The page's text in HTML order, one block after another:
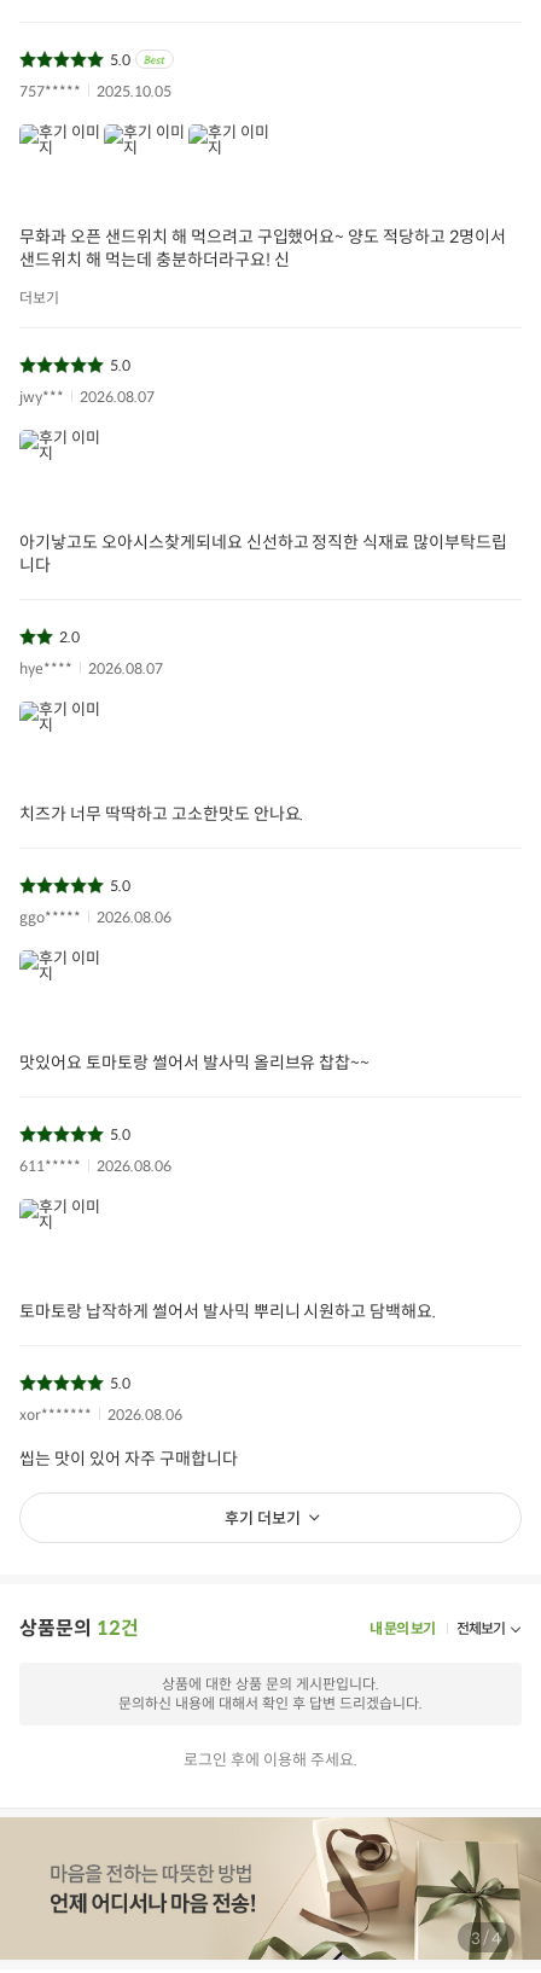
5.0
757*****
2025.10.05
무화과 오픈 샌드위치 해 먹으려고 구입했어요~ 양도 적당하고 2명이서
샌드위치 해 먹는데 충분하더라구요! 신
더보기
5.0
jwy***
2026.08.07
아기낳고도 오아시스찾게되네요 신선하고 정직한 식재료 많이부탁드립
니다
2.0
hye****
2026.08.07
치즈가 너무 딱딱하고 고소한맛도 안나요.
5.0
ggo*****
2026.08.06
맛있어요 토마토랑 썰어서 발사믹 올리브유 찹찹~~
5.0
611*****
2026.08.06
토마토랑 납작하게 썰어서 발사믹 뿌리니 시원하고 담백해요.
5.0
xor*******
2026.08.06
씹는 맛이 있어 자주 구매합니다
후기 더보기
상품문의 12건 내 문의 보기 전체보기
상품에 대한 상품 문의 게시판입니다.
문의하신 내용에 대해서 확인 후 답변 드리겠습니다.
로그인 후에 이용해 주세요.
4 /4